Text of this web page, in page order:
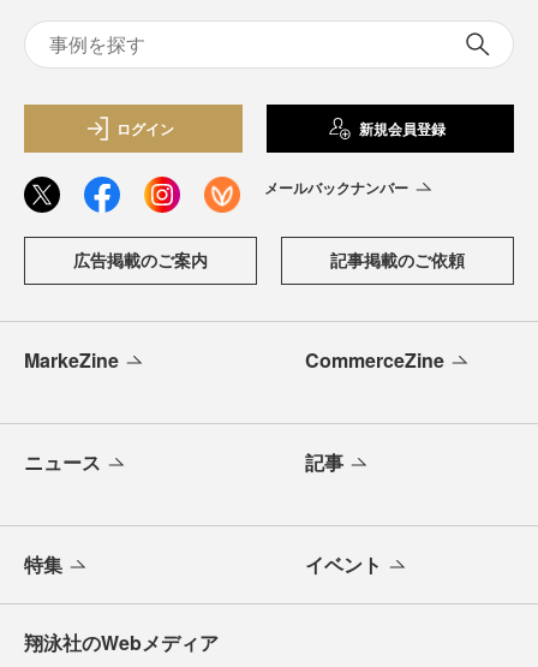
ログイン 新規会員登録
メールバックナンバー
広告掲載のご案内 記事掲載のご依頼
MarkeZine CommerceZine
ニュース 記事
特集 イベント
翔泳社のWebメディア